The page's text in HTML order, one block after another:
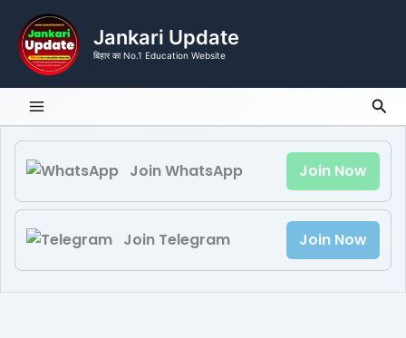
content
Jankari Update
बिहार का No.1 Education Website
Join WhatsApp Join Now
Join Telegram Join Now